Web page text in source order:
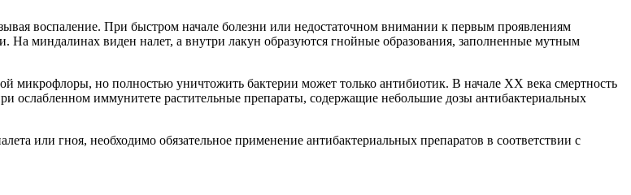
воспаление. При быстром начале болезни или недостаточном внимании к первым проявлениям
На миндалинах виден налет, а внутри лакун образуются гнойные образования, заполненные мутным
микрофлоры, но полностью уничтожить бактерии может только антибиотик. В начале ХХ века смертность
ослабленном иммунитете растительные препараты, содержащие небольшие дозы антибактериальных
или гноя, необходимо обязательное применение антибактериальных препаратов в соответствии с